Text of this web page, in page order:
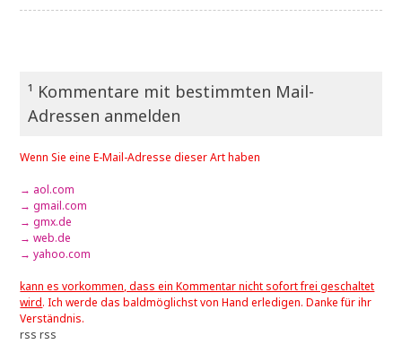
¹ Kommentare mit bestimmten Mail-
Adressen anmelden
Wenn Sie eine E-Mail-Adresse dieser Art haben
→ aol.com
→ gmail.com
→ gmx.de
→ web.de
→ yahoo.com
kann es vorkommen, dass ein Kommentar nicht sofort frei geschaltet
wird. Ich werde das baldmöglichst von Hand erledigen. Danke für ihr
Verständnis.
rss rss